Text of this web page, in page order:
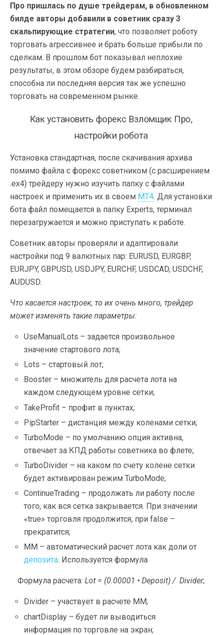
Про пришлась по душе трейдерам, в обновленном
билде авторы добавили в советник сразу 3
скальпирующие стратегии, что позволяет роботу
торговать агрессивнее и брать больше прибыли по
сделкам. В прошлом бот показывал неплохие
результаты, в этом обзоре будем разбираться,
способна ли последняя версия так же успешно
торговать на современном рынке.
Как установить форекс Взломщик Про,
настройки робота
Установка стандартная, после скачивания архива
помимо файла с форекс советником (с расширением
.ex4) трейдеру нужно изучить папку с файлами
настроек и применить их в своем МТ4. Для установки
бота файл помещается в папку Experts, терминал
перезагружается и можно приступать к работе.
Советник авторы проверяли и адаптировали
настройки под 9 валютных пар: EURUSD, EURGBP,
EURJPY, GBPUSD, USDJPY, EURCHF, USDCAD, USDCHF,
AUDUSD.
Что касается настроек, то их очень много, трейдер
может изменять такие параметры:
UseManualLots – задается произвольное
значение стартового лота;
Lots – стартовый лот;
Booster – множитель для расчета лота на
каждом следующем уровне сетки;
TakeProfit – профит в пунктах;
PipStarter – дистанция между коленами сетки;
TurboMode – по умолчанию опция активна,
отвечает за КПД работы советника во флете;
TurboDivider – на каком по счету колене сетки
будет активирован режим TurboMode;
ContinueTrading – продолжать ли работу после
того, как вся сетка закрывается. При значении
«true» торговля продолжится, при false –
прекратится;
MM – автоматический расчет лота как доли от
депозита. Используется формула
Формула расчета: Lot = (0.00001 • Deposit) / Divider;
Divider – участвует в расчете ММ;
chartDisplay – будет ли выводиться
информация по торговле на экран;